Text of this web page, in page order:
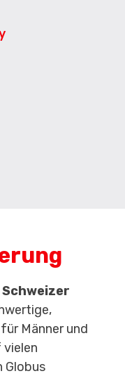
Schweizer
Männer und
vielen
Globus